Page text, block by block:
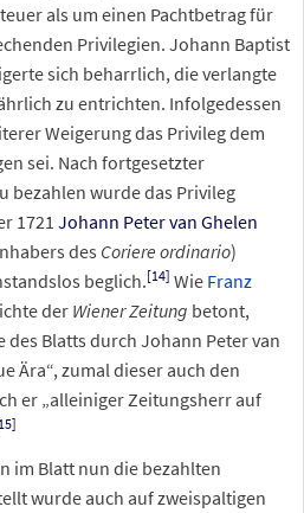
als um einen Pachtbetrag für
Privilegien. Johann Baptist
sich beharrlich, die verlangte
zu entrichten. Infolgedessen
Weigerung das Privileg dem
sei. Nach fortgesetzter
bezahlen wurde das Privileg
1721 Johann Peter van Ghelen
des Coriere ordinario)
beglich.[14] Wie Franz
der Wiener Zeitung betont,
Blatts durch Johann Peter van
Ära“, zumal dieser auch den
er „alleiniger Zeitungsherr auf
15]
im Blatt nun die bezahlten
wurde auch auf zweispaltigen